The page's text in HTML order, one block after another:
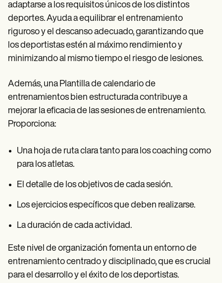
adaptarse a los requisitos únicos de los distintos
deportes. Ayuda a equilibrar el entrenamiento
riguroso y el descanso adecuado, garantizando que
los deportistas estén al máximo rendimiento y
minimizando al mismo tiempo el riesgo de lesiones.
Además, una Plantilla de calendario de
entrenamientos bien estructurada contribuye a
mejorar la eficacia de las sesiones de entrenamiento.
Proporciona:
Una hoja de ruta clara tanto para los coaching como
para los atletas.
El detalle de los objetivos de cada sesión.
Los ejercicios específicos que deben realizarse.
La duración de cada actividad.
Este nivel de organización fomenta un entorno de
entrenamiento centrado y disciplinado, que es crucial
para el desarrollo y el éxito de los deportistas.